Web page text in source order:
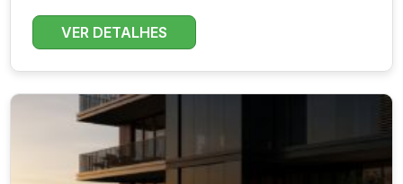
VER DETALHES